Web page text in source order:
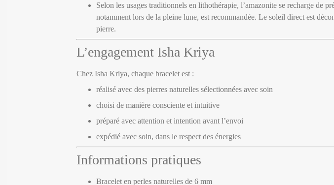
Selon les usages traditionnels en lithothérapie, l’amazonite se recharge de
notamment lors de la pleine lune, est recommandée. Le soleil direct est
pierre.
L’engagement Isha Kriya
Chez Isha Kriya, chaque bracelet est :
réalisé avec des pierres naturelles sélectionnées avec soin
choisi de manière consciente et intuitive
préparé avec attention et intention avant l’envoi
expédié avec soin, dans le respect des énergies
Informations pratiques
Bracelet en perles naturelles de 6 mm